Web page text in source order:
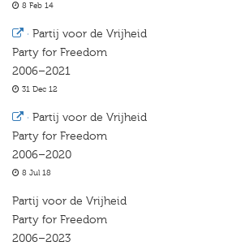
8 Feb 14
· Partij voor de Vrijheid
Party for Freedom
2006–2021
31 Dec 12
· Partij voor de Vrijheid
Party for Freedom
2006–2020
8 Jul 18
Partij voor de Vrijheid
Party for Freedom
2006–2023